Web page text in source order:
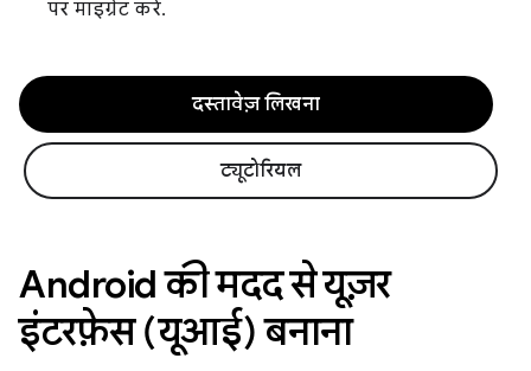
पर माइग्रेट करें.
दस्तावेज़ लिखना
ट्यूटोरियल
Android की मदद से यूज़र
इंटरफ़ेस (यूआई) बनाना